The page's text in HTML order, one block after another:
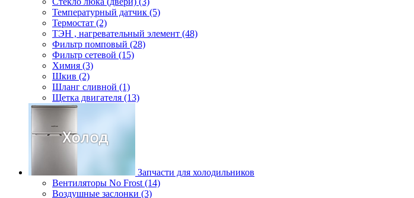
Температурный датчик (5)
Термостат (2)
ТЭН , нагревательный элемент (48)
Фильтр помповый (28)
Фильтр сетевой (15)
Химия (3)
Шкив (2)
Шланг сливной (1)
Щетка двигателя (13)
Запчасти для холодильников
Вентиляторы No Frost (14)
Воздушные заслонки (3)